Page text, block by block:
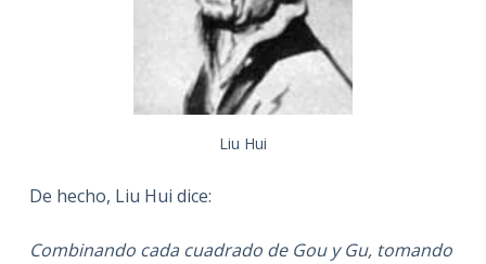
Liu Hui
De hecho, Liu Hui dice:
Combinando cada cuadrado de Gou y Gu, tomando